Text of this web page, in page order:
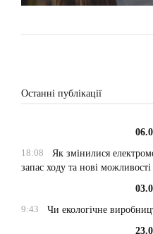
Останні публікації
18:08
Як змінилися
запас ходу та нові можливості
9:43
Чи екологічне